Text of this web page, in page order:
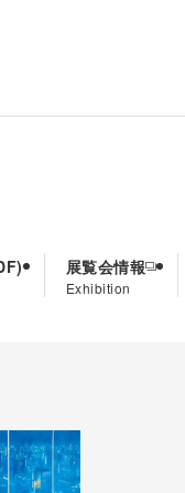
展覧会情報
Exhibition